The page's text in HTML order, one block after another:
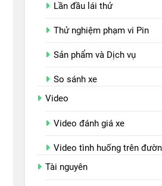
Lần đầu lái thử
Thử nghiệm phạm vi Pin
Sản phẩm và Dịch vụ
So sánh xe
Video
Video đánh giá xe
Video tình huống trên
Tài nguyên